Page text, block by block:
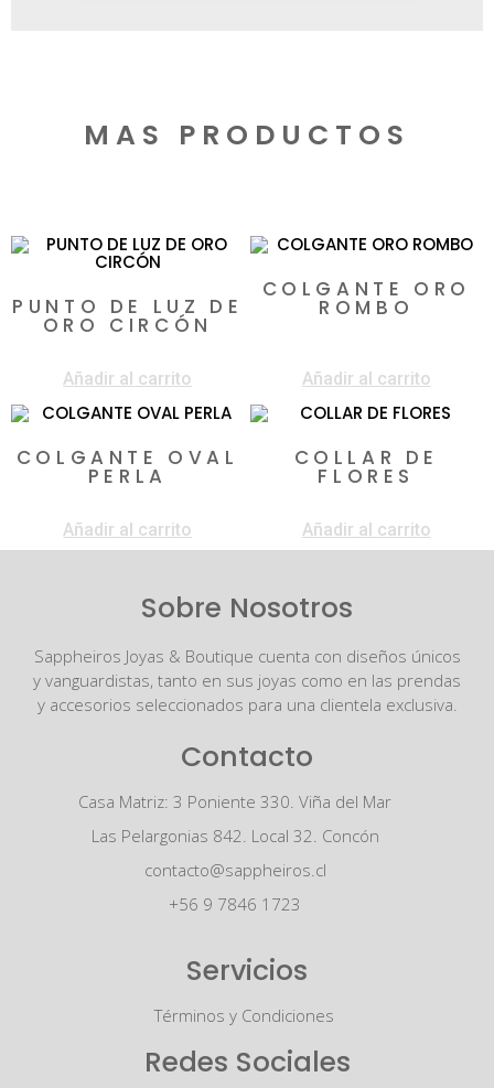
MAS PRODUCTOS
PUNTO DE LUZ DE
ORO CIRCÓN
Añadir al carrito
COLGANTE ORO
ROMBO
Añadir al carrito
COLGANTE OVAL
PERLA
Añadir al carrito
COLLAR DE
FLORES
Añadir al carrito
Sobre Nosotros
Sappheiros Joyas & Boutique cuenta con diseños únicos
y vanguardistas, tanto en sus joyas como en las prendas
y accesorios seleccionados para una clientela exclusiva.
Contacto
Casa Matriz: 3 Poniente 330. Viña del Mar
Las Pelargonias 842. Local 32. Concón
contacto@sappheiros.cl
+56 9 7846 1723
Servicios
Términos y Condiciones
Redes Sociales